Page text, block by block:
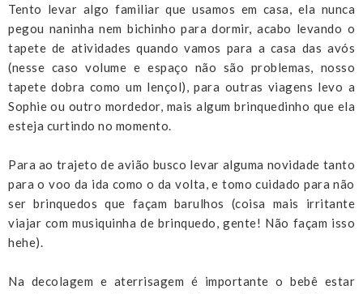
Tento levar algo familiar que usamos em casa, ela nunca
pegou naninha nem bichinho para dormir, acabo levando o
tapete de atividades quando vamos para a casa das avós
(nesse caso volume e espaço não são problemas, nosso
tapete dobra como um lençol), para outras viagens levo a
Sophie ou outro mordedor, mais algum brinquedinho que ela
esteja curtindo no momento.
Para ao trajeto de avião busco levar alguma novidade tanto
para o voo da ida como o da volta, e tomo cuidado para não
ser brinquedos que façam barulhos (coisa mais irritante
viajar com musiquinha de brinquedo, gente! Não façam isso
hehe).
Na decolagem e aterrisagem é importante o bebê estar